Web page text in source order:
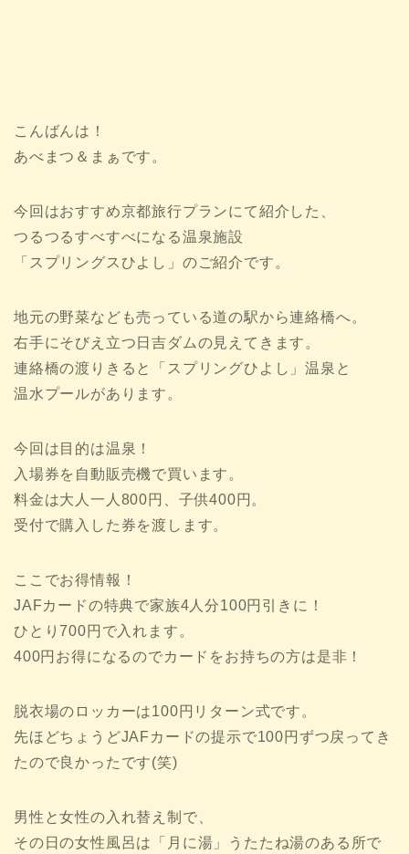
こんばんは！
あべまつ＆まぁです。
今回はおすすめ京都旅行プランにて紹介した、
つるつるすべすべになる温泉施設
「スプリングスひよし」のご紹介です。
地元の野菜なども売っている道の駅から連絡橋へ。
右手にそびえ立つ日吉ダムの見えてきます。
連絡橋の渡りきると「スプリングひよし」温泉と
温水プールがあります。
今回は目的は温泉！
入場券を自動販売機で買います。
料金は大人一人800円、子供400円。
受付で購入した券を渡します。
ここでお得情報！
JAFカードの特典で家族4人分100円引きに！
ひとり700円で入れます。
400円お得になるのでカードをお持ちの方は是非！
脱衣場のロッカーは100円リターン式です。
先ほどちょうどJAFカードの提示で100円ずつ戻ってき
たので良かったです(笑)
男性と女性の入れ替え制で、
その日の女性風呂は「月に湯」うたたね湯のある所で